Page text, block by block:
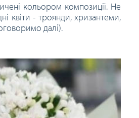
кольором композиції. Не
квіти - троянди, хризантеми,
далі).